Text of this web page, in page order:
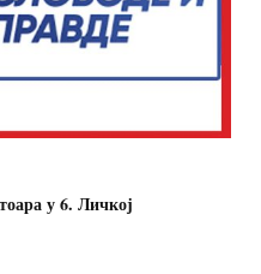
у 6. Личкој